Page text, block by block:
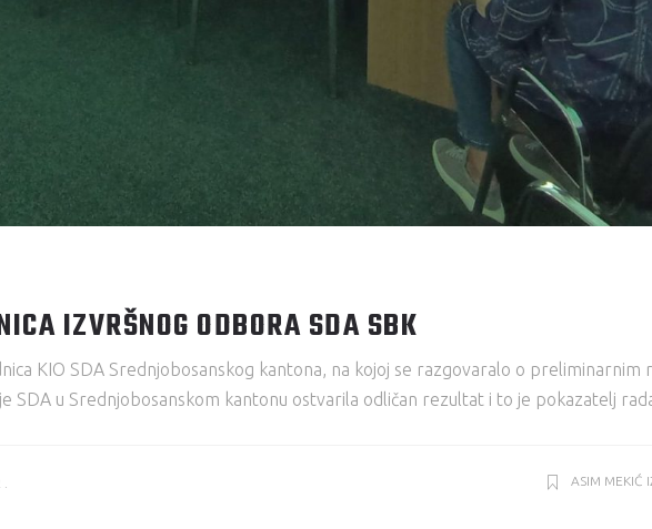
IZVRŠNOG ODBORA SDA SBK
KIO SDA Srednjobosanskog kantona, na kojoj se razgovaralo o preliminarnim
SDA u Srednjobosanskom kantonu ostvarila odličan rezultat i to je pokazatelj
ASIM MEKIĆ